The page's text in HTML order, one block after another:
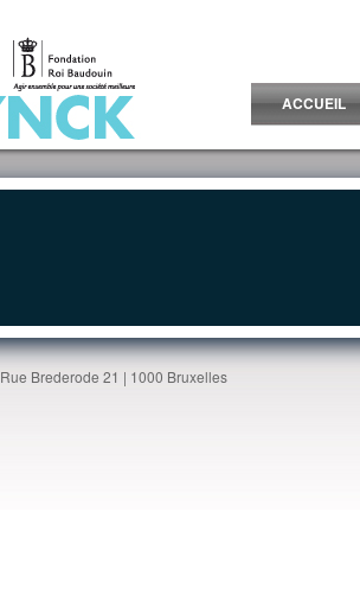
ACCUEIL
Rue Brederode 21 | 1000 Bruxelles